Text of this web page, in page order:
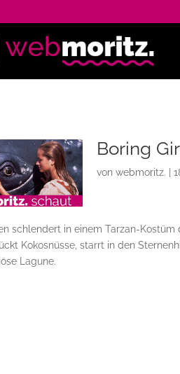
Boring
vonwebmoritz. |
schlendert in einem Tarzan-
Kokosnüsse, starrt in den
Lagune.